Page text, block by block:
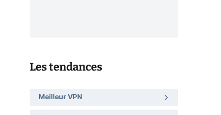
Les tendances
Meilleur VPN